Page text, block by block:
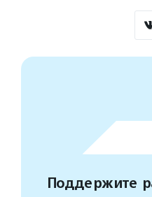
Поддержите